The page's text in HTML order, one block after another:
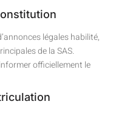
légales habilité,
de la SAS.
officiellement le